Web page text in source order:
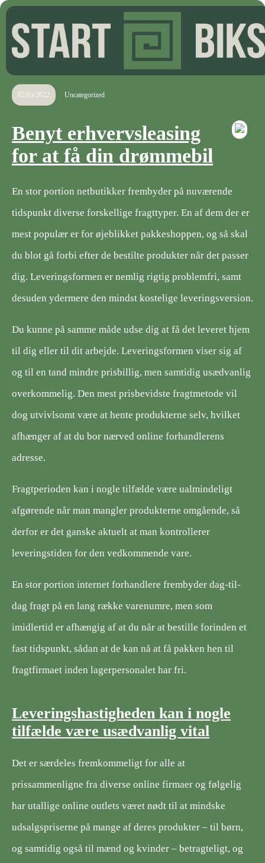
02/03/2022 Uncategorized
Benyt erhvervsleasing
for at få din drømmebil
En stor portion netbutikker frembyder på nuværende
tidspunkt diverse forskellige fragttyper. En af dem der er
mest populær er for øjeblikket pakkeshoppen, og så skal
du blot gå forbi efter de bestilte produkter når det passer
dig. Leveringsformen er nemlig rigtig problemfri, samt
desuden ydermere den mindst kostelige leveringsversion.
Du kunne på samme måde udse dig at få det leveret hjem
til dig eller til dit arbejde. Leveringsformen viser sig af
og til en tand mindre prisbillig, men samtidig usædvanlig
overkommelig. Den mest prisbevidste fragtmetode vil
dog utvivlsomt være at hente produkterne selv, hvilket
afhænger af at du bor nærved online forhandlerens
adresse.
Fragtperioden kan i nogle tilfælde være ualmindeligt
afgørende når man mangler produkterne omgående, så
derfor er det ganske aktuelt at man kontrollerer
leveringstiden for den vedkommende vare.
En stor portion internet forhandlere frembyder dag-til-
dag fragt på en lang række varenumre, men som
imidlertid er afhængig af at du når at bestille forinden et
fast tidspunkt, sådan at de kan nå at få pakken hen til
fragtfirmaet inden lagerpersonalet har fri.
Leveringshastigheden kan i nogle
tilfælde være usædvanlig vital
Det er særdeles fremkommeligt for alle at
prissammenligne fra diverse online firmaer og følgelig
har utallige online outlets været nødt til at mindske
udsalgspriserne på mange af deres produkter – til børn,
og samtidig også til mænd og kvinder – betragteligt, og